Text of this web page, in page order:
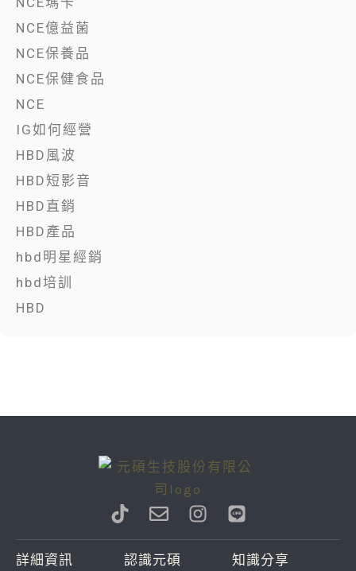
NCE億益菌
NCE保養品
NCE保健食品
NCE
IG如何經營
HBD風波
HBD短影音
HBD直銷
HBD產品
hbd明星經銷
hbd培訓
HBD
T
i
k
t
E
n
v
e
I
n
s
L
i
n
e
詳細資訊 認識元碩 知識分享